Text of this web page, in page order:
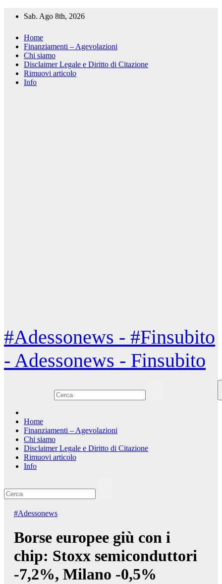
Sab. Ago 8th, 2026
Home
Finanziamenti – Agevolazioni
Chi siamo
Disclaimer Legale e Diritto di Citazione
Rimuovi articolo
Info
#Adessonews - #Finsubito
- Adessonews - Finsubito
Home
Finanziamenti – Agevolazioni
Chi siamo
Disclaimer Legale e Diritto di Citazione
Rimuovi articolo
Info
#Adessonews
Borse europee giù con i
chip: Stoxx semiconduttori
-7,2%, Milano -0,5%